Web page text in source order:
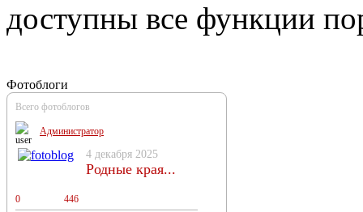
доступны все функции
Фотоблоги
Всего фотоблогов
Администратор
4 декабря 2025
Родные края...
0 446